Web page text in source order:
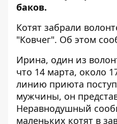
баков.
Котят забрали
"Ковчег". Об этом
Ирина, один из
что 14 марта, около
линию приюта
мужчины, он
Неравнодушный
маленьких котят в